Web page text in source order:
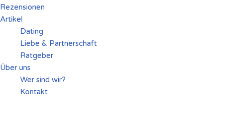
Rezensionen
Artikel
Dating
Liebe & Partnerschaft
Ratgeber
Über uns
Wer sind wir?
Kontakt